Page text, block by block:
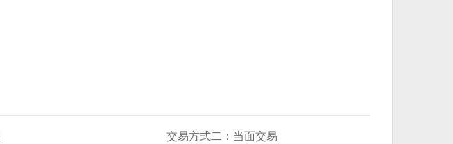
交易方式二：当面交易